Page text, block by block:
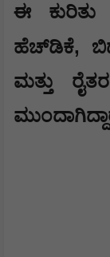
​ಈ ಕುರಿತು
ಹೆಚ್‌ಡಿಕೆ,
ಮತ್ತು